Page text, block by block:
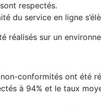
respectés.
du service en ligne
réalisés sur un
conformités ont été
à 94% et le taux